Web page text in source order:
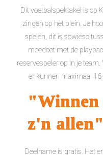
Dit voetbalspektakel is op
zingen op het plein. Je
spelen, dit is sowieso
meedoet met de
reservespeler op in je
er kunnen maximaal 16
"Winnen
z'n allen"
Deelname is gratis. Het